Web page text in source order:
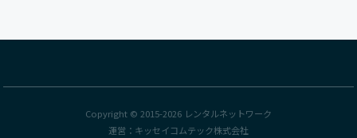
シリーズのC9606Rが入荷いたしました。
Copyright © 2015-2026 レンタルネットワーク
運営： キッセイコムテック株式会社